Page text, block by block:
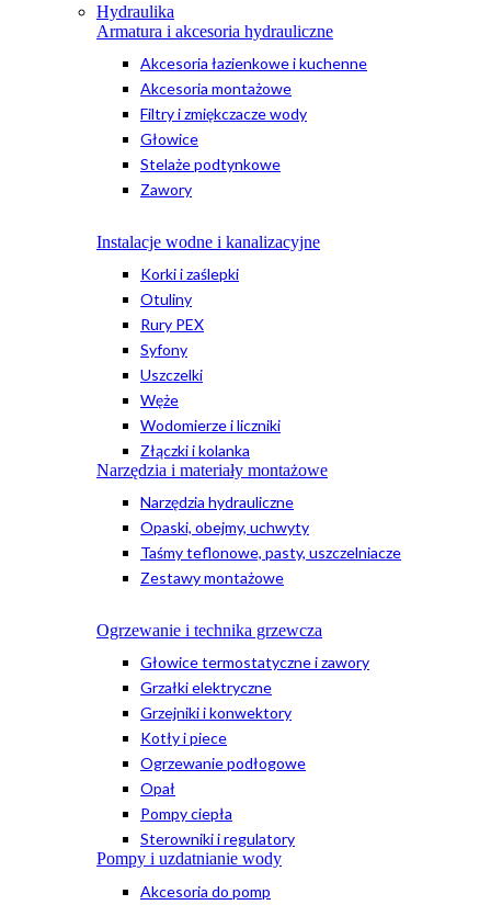
Hydraulika
Armatura i akcesoria hydrauliczne
Akcesoria łazienkowe i kuchenne
Akcesoria montażowe
Filtry i zmiękczacze wody
Głowice
Stelaże podtynkowe
Zawory
Instalacje wodne i kanalizacyjne
Korki i zaślepki
Otuliny
Rury PEX
Syfony
Uszczelki
Węże
Wodomierze i liczniki
Złączki i kolanka
Narzędzia i materiały montażowe
Narzędzia hydrauliczne
Opaski, obejmy, uchwyty
Taśmy teflonowe, pasty, uszczelniacze
Zestawy montażowe
Ogrzewanie i technika grzewcza
Głowice termostatyczne i zawory
Grzałki elektryczne
Grzejniki i konwektory
Kotły i piece
Ogrzewanie podłogowe
Opał
Pompy ciepła
Sterowniki i regulatory
Pompy i uzdatnianie wody
Akcesoria do pomp